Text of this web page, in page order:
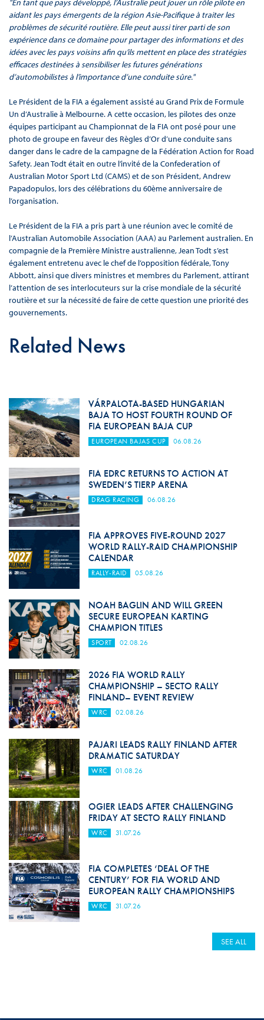
"En tant que pays développé, l’Australie peut jouer un rôle pilote en
aidant les pays émergents de la région Asie-Pacifique à traiter les
problèmes de sécurité routière. Elle peut aussi tirer parti de son
expérience dans ce domaine pour partager des informations et des
idées avec les pays voisins afin qu’ils mettent en place des stratégies
efficaces destinées à sensibiliser les futures générations
d’automobilistes à l’importance d’une conduite sûre."
Le Président de la FIA a également assisté au Grand Prix de Formule
Un d’Australie à Melbourne. A cette occasion, les pilotes des onze
équipes participant au Championnat de la FIA ont posé pour une
photo de groupe en faveur des Règles d’Or d’une conduite sans
danger dans le cadre de la campagne de la Fédération Action for Road
Safety. Jean Todt était en outre l’invité de la Confederation of
Australian Motor Sport Ltd (CAMS) et de son Président, Andrew
Papadopulos, lors des célébrations du 60ème anniversaire de
l’organisation.
Le Président de la FIA a pris part à une réunion avec le comité de
l’Australian Automobile Association (AAA) au Parlement australien. En
compagnie de la Première Ministre australienne, Jean Todt s’est
également entretenu avec le chef de l’opposition fédérale, Tony
Abbott, ainsi que divers ministres et membres du Parlement, attirant
l’attention de ses interlocuteurs sur la crise mondiale de la sécurité
routière et sur la nécessité de faire de cette question une priorité des
gouvernements.
Related News
VÁRPALOTA-BASED HUNGARIAN
BAJA TO HOST FOURTH ROUND OF
FIA EUROPEAN BAJA CUP
EUROPEAN BAJAS CUP 06.08.26
FIA EDRC RETURNS TO ACTION AT
SWEDEN’S TIERP ARENA
DRAG RACING 06.08.26
FIA APPROVES FIVE-ROUND 2027
WORLD RALLY-RAID CHAMPIONSHIP
CALENDAR
RALLY-RAID 05.08.26
NOAH BAGLIN AND WILL GREEN
SECURE EUROPEAN KARTING
CHAMPION TITLES
SPORT 02.08.26
2026 FIA WORLD RALLY
CHAMPIONSHIP – SECTO RALLY
FINLAND– EVENT REVIEW
WRC 02.08.26
PAJARI LEADS RALLY FINLAND AFTER
DRAMATIC SATURDAY
WRC 01.08.26
OGIER LEADS AFTER CHALLENGING
FRIDAY AT SECTO RALLY FINLAND
WRC 31.07.26
FIA COMPLETES ‘DEAL OF THE
CENTURY’ FOR FIA WORLD AND
EUROPEAN RALLY CHAMPIONSHIPS
WRC 31.07.26
SEE ALL